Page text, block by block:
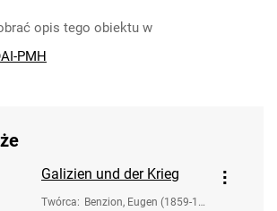
opis tego obiektu w
PMH
Galizien und der Krieg
Twórca: Benzion, Eugen (1859-19